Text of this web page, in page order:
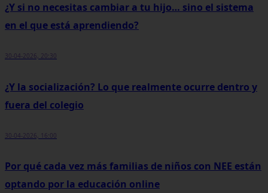
¿Y si no necesitas cambiar a tu hijo… sino el sistema
en el que está aprendiendo?
30-04-2026, 20:30
¿Y la socialización? Lo que realmente ocurre dentro y
fuera del colegio
30-04-2026, 16:00
Por qué cada vez más familias de niños con NEE están
optando por la educación online